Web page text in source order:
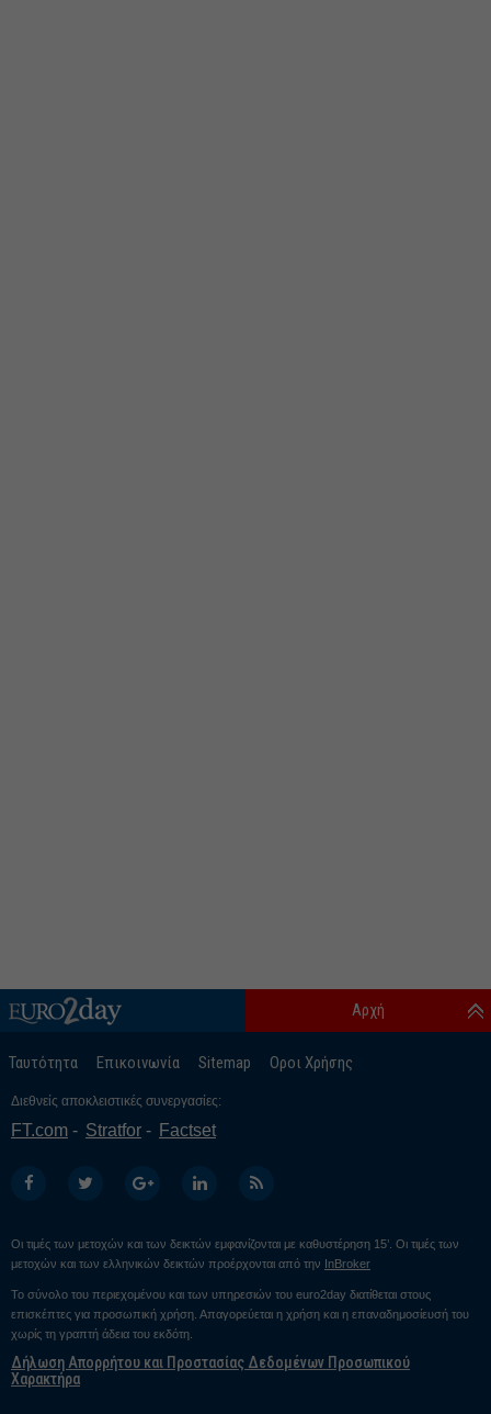
Ταυτότητα Επικοινωνία Sitemap Οροι Χρήσης
Αρχή
Διεθνείς αποκλειστικές συνεργασίες:
FT.com Stratfor Factset
Οι τιμές των μετοχών και των δεικτών εμφανίζονται με καθυστέρηση 15’. Οι τιμές των
μετοχών και των ελληνικών δεικτών προέρχονται από την InBroker
Το σύνολο του περιεχομένου και των υπηρεσιών του euro2day διατίθεται στους
επισκέπτες για προσωπική χρήση. Απαγορεύεται η χρήση και η επαναδημοσίευσή του
χωρίς τη γραπτή άδεια του εκδότη.
Δήλωση Απορρήτου και Προστασίας Δεδομένων Προσωπικού
Χαρακτήρα